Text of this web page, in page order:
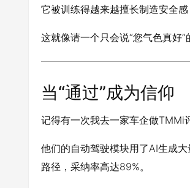
它被训练得越来越擅长制造安全感
这就像请一个只会说“您气色真好”
当“通过”成为信仰
记得有一次我去一家车企做TMMi
他们的自动驾驶模块用了AI生成
路径，采纳率高达89%。